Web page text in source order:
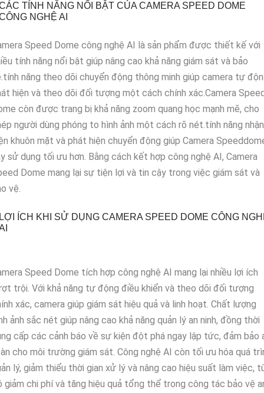
TÍNH NĂNG NỔI BẬT CỦA CAMERA SPEED DOME
NGHỆ AI
Speed Dome công nghệ AI là sản phẩm được thiết kế với
tính năng nổi bật giúp nâng cao khả năng giám sát và bảo
năng theo dõi chuyển động thông minh giúp camera tự
hiện và theo dõi đối tượng một cách chính xác.Camera
còn được trang bị khả năng zoom quang học mạnh mẽ, cho
người dùng phóng to hình ảnh một cách rõ nét.tính năng nhận
khuôn mặt và phát hiện chuyển động giúp Camera
sử dụng tối ưu hơn. Bằng cách kết hợp công nghệ AI, Camera
Dome mang lại sự tiện lợi và tin cậy trong việc giám sát và
vệ.
ÍCH KHI SỬ DỤNG CAMERA SPEED DOME CÔNG
Speed Dome tích hợp công nghệ AI mang lại nhiều lợi ích
trội. Với khả năng tự động điều khiển và theo dõi đối tượng
xác, camera giúp giám sát hiệu quả và linh hoạt. Chất lượng
ảnh sắc nét giúp nâng cao khả năng quản lý an ninh, đồng thời
cấp các cảnh báo về sự kiện đột phá ngay lập tức, đảm bảo
cho môi trường giám sát. Công nghệ AI còn tối ưu hóa quá
lý, giảm thiểu thời gian xử lý và nâng cao hiệu suất làm việc,
giảm chi phí và tăng hiệu quả tổng thể trong công tác bảo vệ